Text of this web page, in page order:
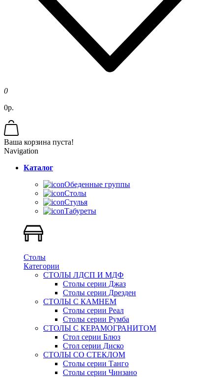
0
0р.
Ваша корзина пуста!
Navigation
Каталог
Обеденные группы
Столы
Стулья
Табуреты
Столы
Категории
СТОЛЫ ЛДСП И МДФ
Столы серии Джаз
Столы серии Дрезден
СТОЛЫ С КАМНЕМ
Столы серии Реал
Столы серии Румба
СТОЛЫ С КЕРАМОГРАНИТОМ
Стол серии Блюз
Стол серии Диско
СТОЛЫ СО СТЕКЛОМ
Столы серии Танго
Столы серии Чинзано